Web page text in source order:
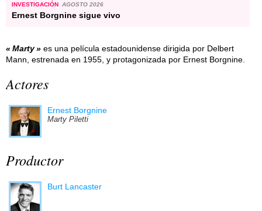
INVESTIGACIÓN AGOSTO 2026
Ernest Borgnine sigue vivo
Marty
es una película estadounidense dirigida por Delbert
Mann, estrenada en 1955, y protagonizada por Ernest Borgnine.
Actores
Ernest Borgnine
Marty Piletti
Productor
Burt Lancaster